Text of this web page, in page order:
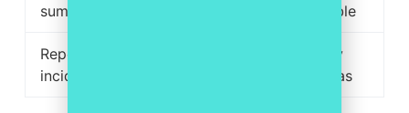
suministro
roles y registro auditable
Reporte de
incidentes
Historial de actividad y
evidencias centralizadas